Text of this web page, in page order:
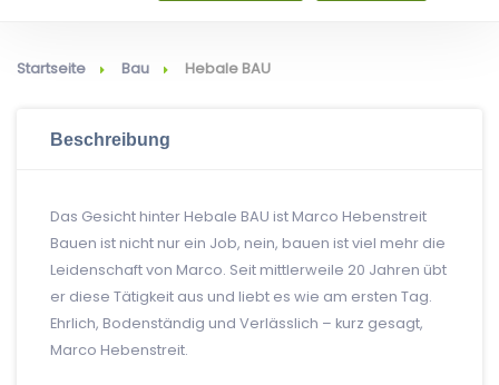
Startseite Bau Hebale BAU
Beschreibung
Das Gesicht hinter Hebale BAU ist Marco Hebenstreit
Bauen ist nicht nur ein Job, nein, bauen ist viel mehr die
Leidenschaft von Marco. Seit mittlerweile 20 Jahren übt
er diese Tätigkeit aus und liebt es wie am ersten Tag.
Ehrlich, Bodenständig und Verlässlich – kurz gesagt,
Marco Hebenstreit.